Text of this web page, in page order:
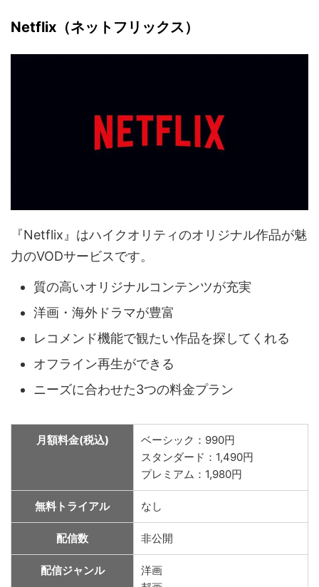
Netflix（ネットフリックス）
『Netflix』はハイクオリティのオリジナル作品が魅
力のVODサービスです。
質の高いオリジナルコンテンツが充実
洋画・海外ドラマが豊富
レコメンド機能で観たい作品を探してくれる
オフライン再生ができる
ニーズに合わせた3つの料金プラン
月額料金(税込)
ベーシック：990円
スタンダード：1,490円
プレミアム：1,980円
無料トライアル なし
配信数 非公開
配信ジャンル
洋画